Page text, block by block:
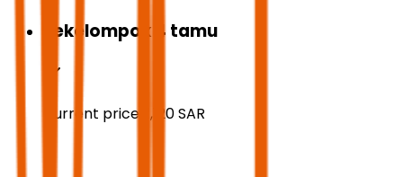
Sekelompok 4 tamu
Current price: 1,120SAR